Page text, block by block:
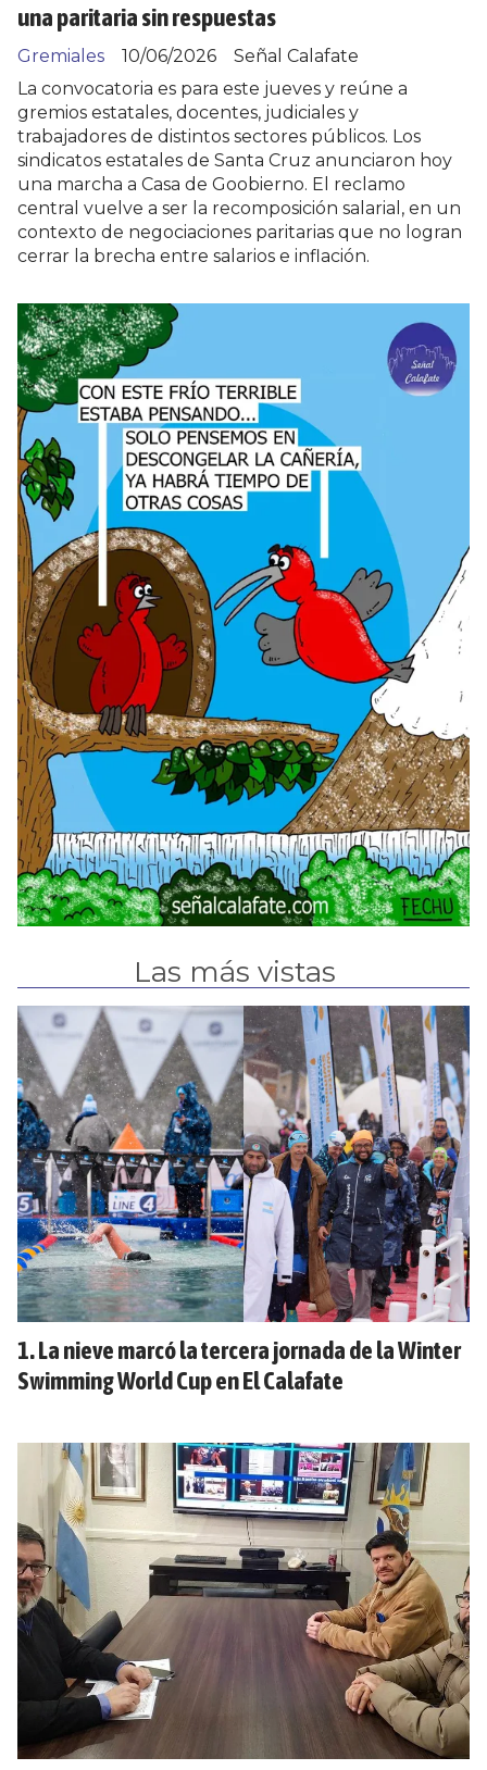
una paritaria sin respuestas
Señal Calafate
Gremiales
10/06/2026
La convocatoria es para este jueves y reúne a
gremios estatales, docentes, judiciales y
trabajadores de distintos sectores públicos. Los
sindicatos estatales de Santa Cruz anunciaron hoy
una marcha a Casa de Goobierno. El reclamo
central vuelve a ser la recomposición salarial, en un
contexto de negociaciones paritarias que no logran
cerrar la brecha entre salarios e inflación.
Las más vistas
La nieve marcó la tercera jornada de la Winter
Swimming World Cup en El Calafate